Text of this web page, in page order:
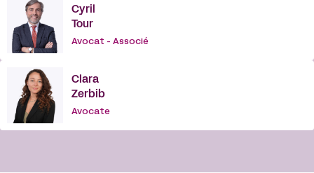
Cyril
Tour
Avocat - Associé
Clara
Zerbib
Avocate